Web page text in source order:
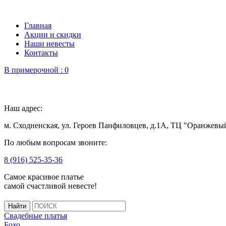
Главная
Акции и скидки
Наши невесты
Контакты
В примерочной : 0
Наш адрес:
м. Сходненская, ул. Героев Панфиловцев, д.1А, ТЦ
По любым вопросам звоните:
8 (916) 525-35-36
Самое красивое платье
самой счастливой невесте!
Свадебные платья